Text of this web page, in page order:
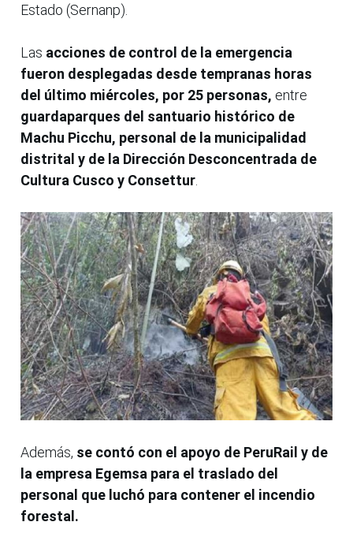
Estado (Sernanp).
Las acciones de control de la emergencia
fueron desplegadas desde tempranas horas
del último miércoles, por 25 personas, entre
guardaparques del santuario histórico de
Machu Picchu, personal de la municipalidad
distrital y de la Dirección Desconcentrada de
Cultura Cusco y Consettur
Además, se contó con el apoyo de PeruRail y de
la empresa Egemsa para el traslado del
personal que luchó para contener el incendio
forestal.